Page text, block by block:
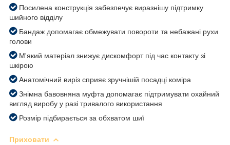
Посилена конструкція забезпечує виразнішу підтримку
шийного відділу
Бандаж допомагає обмежувати повороти та небажані рухи
голови
М'який матеріал знижує дискомфорт під час контакту зі
шкірою
Анатомічний виріз сприяє зручнішій посадці коміра
Знімна бавовняна муфта допомагає підтримувати охайний
вигляд виробу у разі тривалого використання
Розмір підбирається за обхватом шиї
Приховати